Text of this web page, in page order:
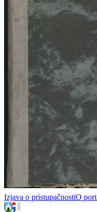
Izjava o pristupačnostiO